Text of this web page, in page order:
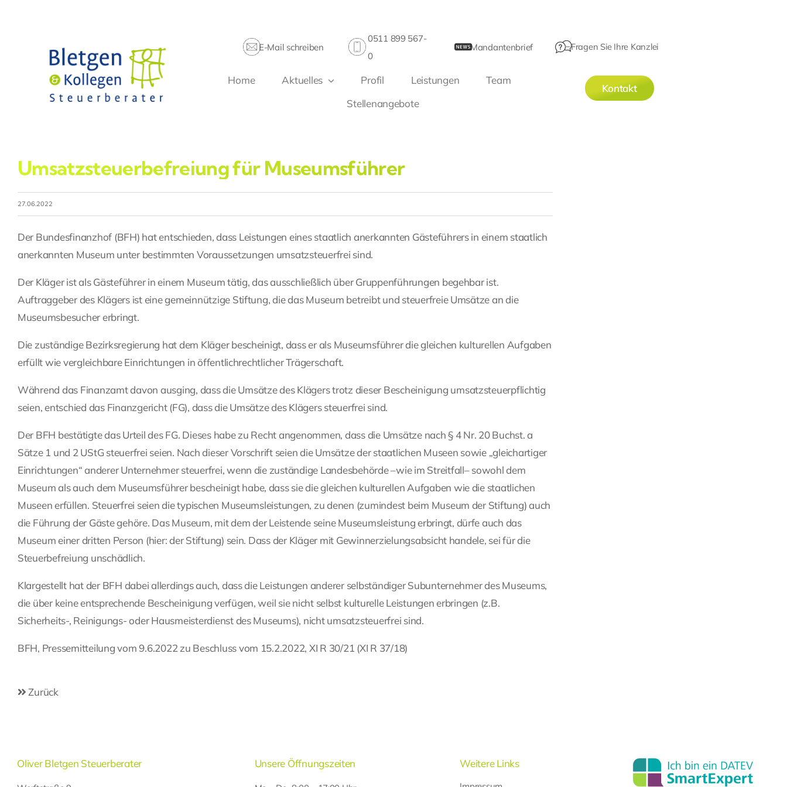
E-Mail schreiben
0511 899 567-
0
Mandantenbrief Fragen Sie Ihre Kanzlei
Home Aktuelles Profil Leistungen
Team
Stellenangebote
Kontakt
Umsatzsteuerbefreiung für Museumsführer
27.06.2022
Der Bundesfinanzhof (BFH) hat entschieden, dass Leistungen eines staatlich anerkannten Gästeführers in einem staatlich
anerkannten Museum unter bestimmten Voraussetzungen umsatzsteuerfrei sind.
Der Kläger ist als Gästeführer in einem Museum tätig, das ausschließlich über Gruppenführungen begehbar ist.
Auftraggeber des Klägers ist eine gemeinnützige Stiftung, die das Museum betreibt und steuerfreie Umsätze an die
Museumsbesucher erbringt.
Die zuständige Bezirksregierung hat dem Kläger bescheinigt, dass er als Museumsführer die gleichen kulturellen Aufgaben
erfüllt wie vergleichbare Einrichtungen in öffentlichrechtlicher Trägerschaft.
Während das Finanzamt davon ausging, dass die Umsätze des Klägers trotz dieser Bescheinigung umsatzsteuerpflichtig
seien, entschied das Finanzgericht (FG), dass die Umsätze des Klägers steuerfrei sind.
Der BFH bestätigte das Urteil des FG. Dieses habe zu Recht angenommen, dass die Umsätze nach § 4 Nr. 20 Buchst. a
Sätze 1 und 2 UStG steuerfrei seien. Nach dieser Vorschrift seien die Umsätze der staatlichen Museen sowie „gleichartiger
Einrichtungen“ anderer Unternehmer steuerfrei, wenn die zuständige Landesbehörde –wie im Streitfall– sowohl dem
Museum als auch dem Museumsführer bescheinigt habe, dass sie die gleichen kulturellen Aufgaben wie die staatlichen
Museen erfüllen. Steuerfrei seien die typischen Museumsleistungen, zu denen (zumindest beim Museum der Stiftung) auch
die Führung der Gäste gehöre. Das Museum, mit dem der Leistende seine Museumsleistung erbringt, dürfe auch das
Museum einer dritten Person (hier: der Stiftung) sein. Dass der Kläger mit Gewinnerzielungsabsicht handele, sei für die
Steuerbefreiung unschädlich.
Klargestellt hat der BFH dabei allerdings auch, dass die Leistungen anderer selbständiger Subunternehmer des Museums,
die über keine entsprechende Bescheinigung verfügen, weil sie nicht selbst kulturelle Leistungen erbringen (z.B.
Sicherheits-, Reinigungs- oder Hausmeisterdienst des Museums), nicht umsatzsteuerfrei sind.
BFH, Pressemitteilung vom 9.6.2022 zu Beschluss vom 15.2.2022, XI R 30/21 (XI R 37/18)
Zurück
Oliver Bletgen Steuerberater Unsere Öffnungszeiten Weitere Links